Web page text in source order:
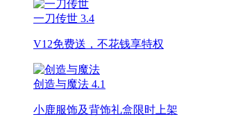
一刀传世 3.4
V12免费送，不花钱享特权
创造与魔法 4.1
小鹿服饰及背饰礼盒限时上架